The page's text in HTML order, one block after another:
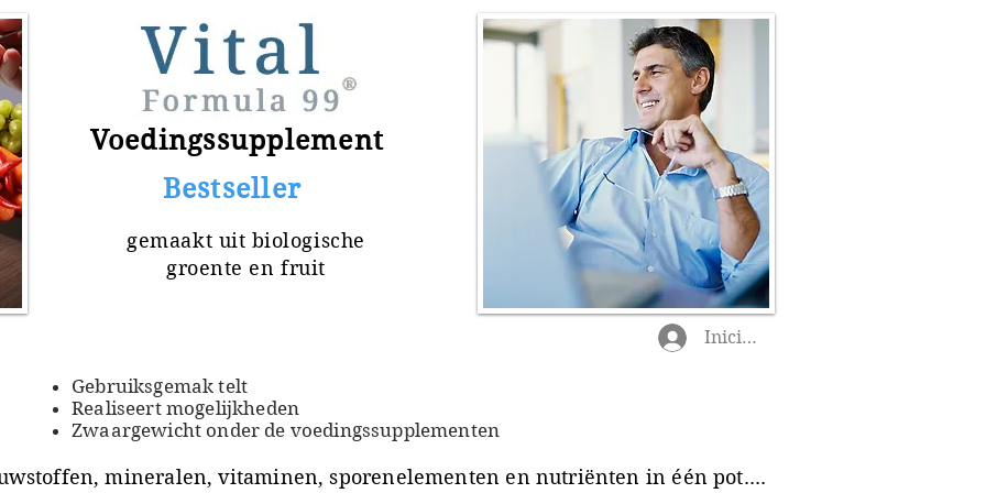
Voedingssupplement
​ Bestseller
gemaakt uit biologische
groente en fruit
Iniciar sesión
Gebruiksgemak telt
Realiseert mogelijkheden
Zwaargewicht onder de voedingssupplementen
mineralen, vitaminen, sporenelementen en nutriënten in één pot....